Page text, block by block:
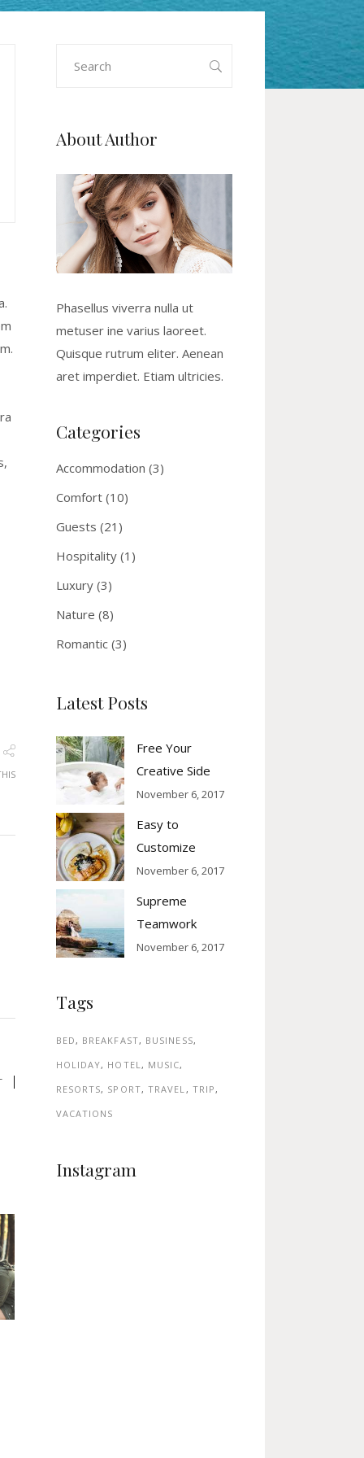
About Author
Phasellus viverra nulla ut
metuser ine varius laoreet.
Quisque rutrum eliter. Aenean
aret imperdiet. Etiam ultricies.
Categories
Accommodation (3)
Comfort(10)
Guests (21)
Hospitality(1)
Luxury(3)
Nature (8)
Romantic(3)
Latest Posts
Free Your
Creative Side
November 6, 2017
Easy to
Customize
November 6, 2017
Supreme
Teamwork
November 6, 2017
Tags
BED BREAKFAST
BUSINESS
HOLIDAY HOTEL
MUSIC
RESORTS SPORT TRAVEL
TRIP
VACATIONS
Instagram